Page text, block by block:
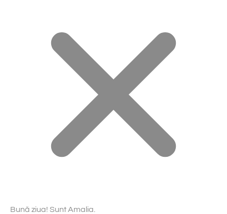
Bună ziua! Sunt Amalia.